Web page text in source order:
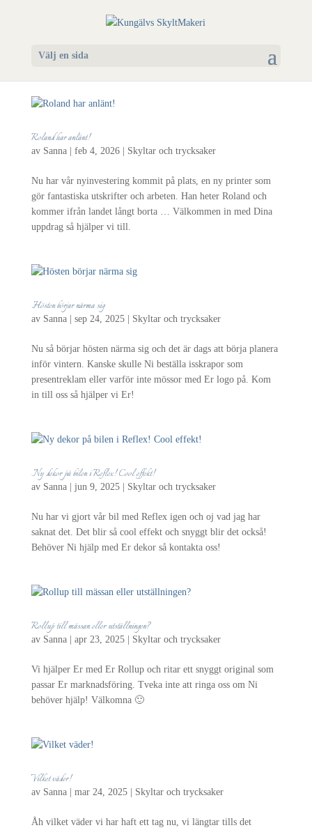
Välj en sida
Roland har anlänt!
av Sanna| feb 4, 2026| Skyltar och trycksaker
Nu har vår nyinvestering kommit på plats, en ny printer som
gör fantastiska utskrifter och arbeten. Han heter Roland och
kommer ifrån landet långt borta … Välkommen in med Dina
uppdrag så hjälper vi till.
Hösten börjar närma sig
av Sanna| sep 24, 2025| Skyltar och trycksaker
Nu så börjar hösten närma sig och det är dags att börja planera
inför vintern. Kanske skulle Ni beställa isskrapor som
presentreklam eller varför inte mössor med Er logo på. Kom
in till oss så hjälper vi Er!
Ny dekor på bilen i Reflex! Cool effekt!
av Sanna| jun 9, 2025| Skyltar och trycksaker
Nu har vi gjort vår bil med Reflex igen och oj vad jag har
saknat det. Det blir så cool effekt och snyggt blir det också!
Behöver Ni hjälp med Er dekor så kontakta oss!
Rollup till mässan eller utställningen?
av Sanna| apr 23, 2025| Skyltar och trycksaker
Vi hjälper Er med Er Rollup och ritar ett snyggt original som
passar Er marknadsföring. Tveka inte att ringa oss om Ni
behöver hjälp! Välkomna 🙂
Vilket väder!
av Sanna| mar 24, 2025| Skyltar och trycksaker
Åh vilket väder vi har haft ett tag nu, vi längtar tills det